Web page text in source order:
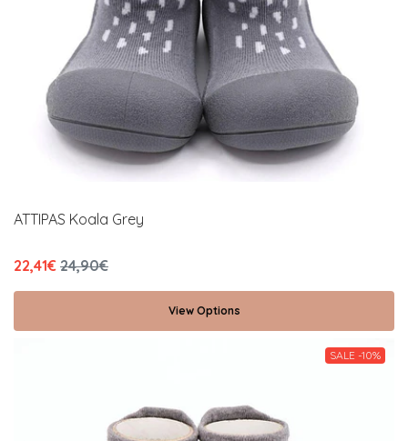
ATTIPAS Koala Grey
22,41€ 24,90€
View Options
SALE -10%